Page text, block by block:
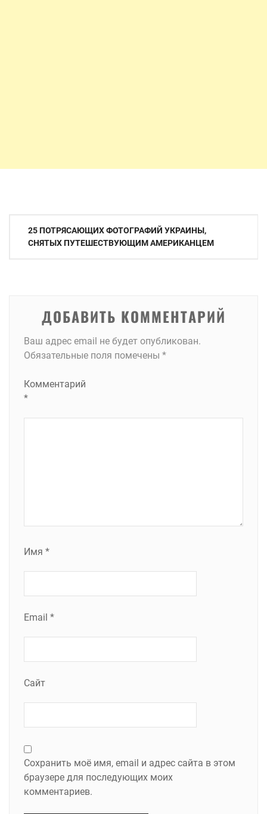
Навигация
25 ПОТРЯСАЮЩИХ ФОТОГРАФИЙ УКРАИНЫ,
СНЯТЫХ ПУТЕШЕСТВУЮЩИМ АМЕРИКАНЦЕМ
ДОБАВИТЬ КОММЕНТАРИЙ
Ваш адрес email не будет опубликован.
Обязательные поля помечены *
Комментарий
*
Имя *
Email *
Сайт
Сохранить моё имя, email и адрес сайта в этом
браузере для последующих моих
комментариев.